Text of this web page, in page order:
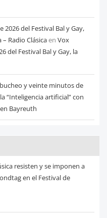
del Festival Bal y Gay,
Radio Clásicaen Vox
del Festival Bal y Gay, la
y veinte minutos de
“Inteligencia artificial” con
Bayreuth
resisten y se imponen a
en el Festival de